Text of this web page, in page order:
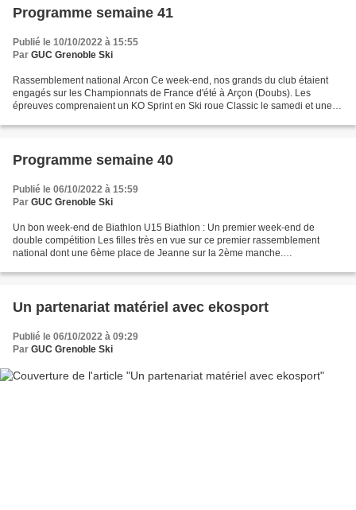
Programme semaine 41
Publié le 10/10/2022 à 15:55
Par GUC Grenoble Ski
Rassemblement national Arcon Ce week-end, nos grands du club étaient
engagés sur les Championnats de France d'été à Arçon (Doubs). Les
épreuves comprenaient un KO Sprint en Ski roue Classic le samedi et une
Programme semaine 40
Publié le 06/10/2022 à 15:59
Par GUC Grenoble Ski
Un bon week-end de Biathlon U15 Biathlon : Un premier week-end de
double compétition Les filles très en vue sur ce premier rassemblement
national dont une 6ème place de Jeanne sur la 2ème manche.
Un partenariat matériel avec ekosport
Publié le 06/10/2022 à 09:29
Par GUC Grenoble Ski